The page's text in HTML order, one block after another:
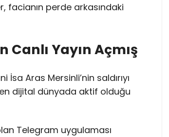
facianın perde arkasındaki
Yayın Açmış
Aras Mersinli’nin saldırıyı
dijital dünyada aktif olduğu
Telegram uygulaması